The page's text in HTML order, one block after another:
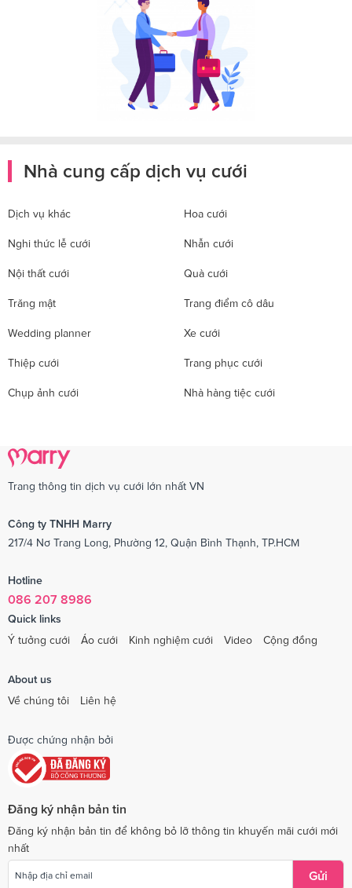
Nhà cung cấp dịch vụ cưới
Dịch vụ khác Hoa cưới
Nghi thức lễ cưới Nhẫn cưới
Nội thất cưới Quà cưới
Trăng mật Trang điểm cô dâu
Wedding planner Xe cưới
Thiệp cưới Trang phục cưới
Chụp ảnh cưới Nhà hàng tiệc cưới
Trang thông tin dịch vụ cưới lớn nhất VN
Công ty TNHH Marry
217/4 Nơ Trang Long, Phường 12, Quận Bình Thạnh, TP.HCM
Hotline
086 207 8986
Quick links
Ý tưởng cưới
Áo cưới Kinh nghiệm cưới Video Cộng đồng
About us
Về chúng tôi
Liên hệ
Được chứng nhận bởi
Đăng ký nhận bản tin
Đăng ký nhận bản tin để không bỏ lỡ thông tin khuyến mãi cưới mới
nhất
Gửi